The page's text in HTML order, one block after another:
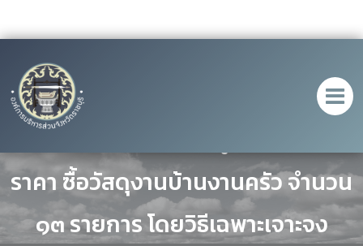
ประกาศ เรื่อง ประกาศผู้ชนะการเสนอ
ราคา ซื้อวัสดุงานบ้านงานครัว จำนวน
๑๓ รายการ โดยวิธีเฉพาะเจาะจง